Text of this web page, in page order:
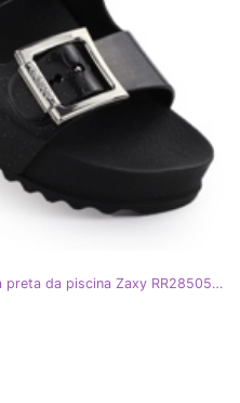
Flip de mulheres com fibra de praia preta da piscina Zaxy RR285058 preto